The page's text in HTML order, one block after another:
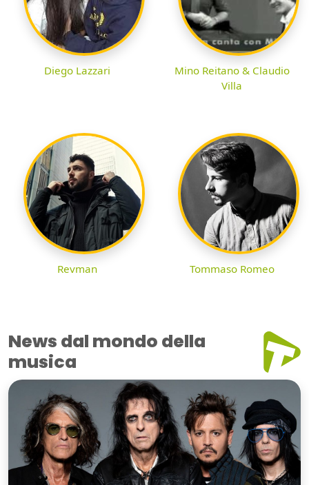
Diego Lazzari
Mino Reitano & Claudio
Villa
Revman Tommaso Romeo
News dal mondo della
musica